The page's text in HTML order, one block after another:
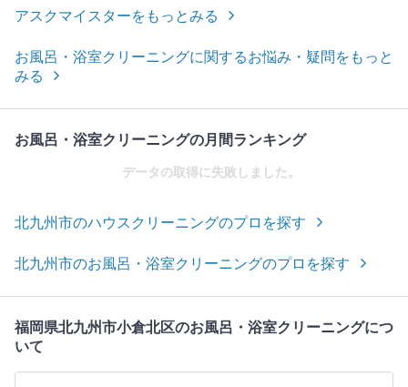
アスクマイスターをもっとみる
お風呂・浴室クリーニングに関するお悩み・疑問をもっと
みる
お風呂・浴室クリーニングの月間ランキング
データの取得に失敗しました。
北九州市のハウスクリーニングのプロを探す
北九州市のお風呂・浴室クリーニングのプロを探す
福岡県北九州市小倉北区のお風呂・浴室クリーニングにつ
いて